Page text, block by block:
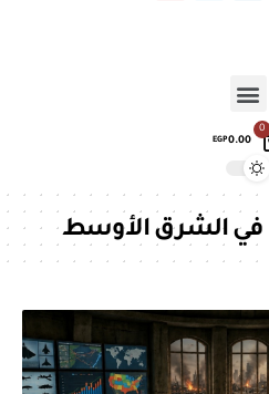
EGP0.00
في الشرق الأوسط